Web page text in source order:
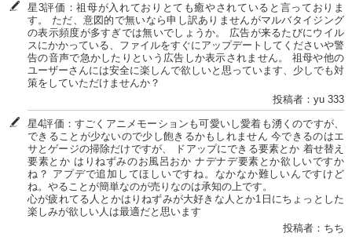
星3評価：祖母が入れておりとても癒やされていると言っておりま
す。 ただ、意図的で無いなら申し訳ありませんがマルバタイジング
の表示頻度が多すぎでは無いでしょうか。 広告が来るたびにウイル
スにかかっている、ファイルをすぐにアップデートしてくださいや警
告の音声で急かしたりという広告しか表示されません。 祖母や他の
ユーザーさんには安全に楽しんで欲しいと思っています、少しでも対
策をしていただけませんか？
投稿者：yu 333
星4評価：すごくアニメモーションも可愛いし愛着も湧くのですが、
できることが少ないので少し飽きるかもしれません 今できるのはエ
サとゲージの掃除だけですが、 ドアップにできる要素とか 着せ替え
要素とか はりねずみのお風呂おか ナデナデ要素とか欲しいですか
ね？ アプデで追加してほしいですね。なかなか難しいんですけど
ね。やることが簡単なのが売りなのは承知の上です。
心が疲れてる人とかはりねずみが大好きな人とか1日にちょっとした
楽しみが欲しい人は最適だと思います
投稿者：ちち